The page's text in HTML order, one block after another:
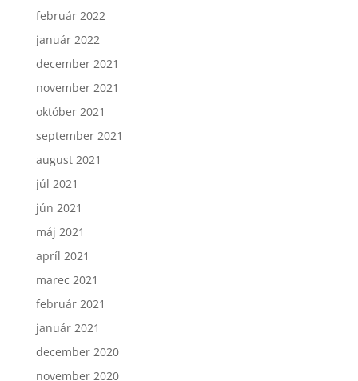
február 2022
január 2022
december 2021
november 2021
október 2021
september 2021
august 2021
júl 2021
jún 2021
máj 2021
apríl 2021
marec 2021
február 2021
január 2021
december 2020
november 2020